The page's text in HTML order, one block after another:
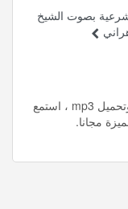
بصوت الشيخ
الرقيه الشرعية بصوت الشيخ الدندني استماع وتحميل mp3 ، استمع